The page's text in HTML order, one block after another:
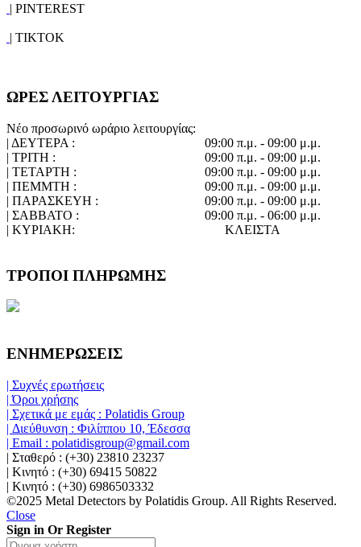
| PINTEREST
| TIKTOK
ΩΡΕΣ ΛΕΙΤΟΥΡΓΙΑΣ
Νέο προσωρινό ωράριο λειτουργίας:
| ΔΕΥΤΕΡΑ :
09:00 π.μ. - 09:00 μ.μ.
| ΤΡΙΤΗ :
09:00 π.μ. - 09:00 μ.μ.
| ΤΕΤΑΡΤΗ :
09:00 π.μ. - 09:00 μ.μ.
| ΠΕΜΜΤΗ :
09:00 π.μ. - 09:00 μ.μ.
| ΠΑΡΑΣΚΕΥΗ :
09:00 π.μ. - 09:00 μ.μ.
| ΣΑΒΒΑΤΟ :
09:00 π.μ. - 06:00 μ.μ.
| ΚΥΡΙΑΚΗ:
ΚΛΕΙΣΤΑ
ΤΡΟΠΟΙ ΠΛΗΡΩΜΗΣ
ΕΝΗΜΕΡΩΣΕΙΣ
| Συχνές ερωτήσεις
| Όροι χρήσης
| Σχετικά με εμάς : Polatidis Group
| Διεύθυνση : Φιλίππου 10, Έδεσσα
| Email : polatidisgroup@gmail.com
| Σταθερό : (+30) 23810 23237
| Κινητό : (+30) 69415 50822
| Κινητό : (+30) 6986503332
©2025 Metal Detectors by Polatidis Group. All Rights Reserved.
Close
Sign in Or Register